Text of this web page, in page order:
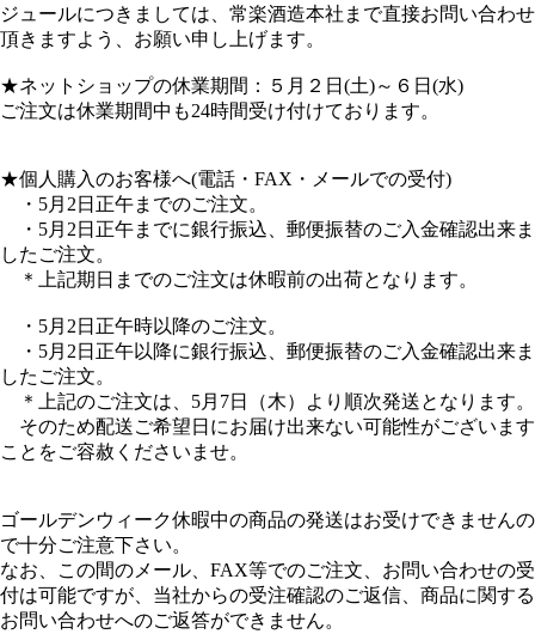
ジュールにつきましては、常楽酒造本社まで直接お問い合わせ
頂きますよう、お願い申し上げます。
★ネットショップの休業期間：５月２日(土)～６日(水)
ご注文は休業期間中も24時間受け付けております。
★個人購入のお客様へ(電話・FAX・メールでの受付)
・5月2日正午までのご注文。
・5月2日正午までに銀行振込、郵便振替のご入金確認出来ま
したご注文。
＊上記期日までのご注文は休暇前の出荷となります。
・5月2日正午時以降のご注文。
・5月2日正午以降に銀行振込、郵便振替のご入金確認出来ま
したご注文。
＊上記のご注文は、5月7日（木）より順次発送となります。
そのため配送ご希望日にお届け出来ない可能性がございます
ことをご容赦くださいませ。
ゴールデンウィーク休暇中の商品の発送はお受けできませんの
で十分ご注意下さい。
なお、この間のメール、FAX等でのご注文、お問い合わせの受
付は可能ですが、当社からの受注確認のご返信、商品に関する
お問い合わせへのご返答ができません。